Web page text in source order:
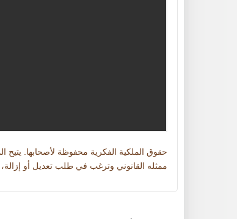
حقوق الملكية الفكرية محفوظة لأصحابها.
ممثله القانوني وترغب في طلب تعديل أو